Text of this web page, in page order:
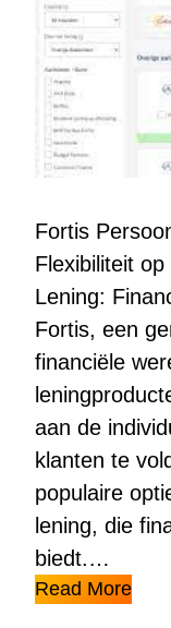
Fortis
Flexibiliteit
Lening:
Fortis, een
financiële
aan de
klanten te
populaire
lening, die
biedt.…
Read More